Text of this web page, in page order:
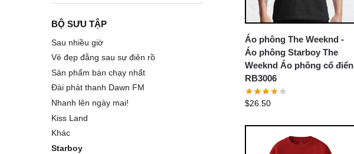
Áo phông The Weeknd -
Áo phông Starboy The
Weeknd Áo phông cổ điển
RB3006
$26.50
BỘ SƯU TẬP
Sau nhiều giờ
Vẻ đẹp đằng sau sự điên rồ
Sản phẩm bán chạy nhất
Đài phát thanh Dawn FM
Nhanh lên ngày mai!
Kiss Land
Khác
Starboy